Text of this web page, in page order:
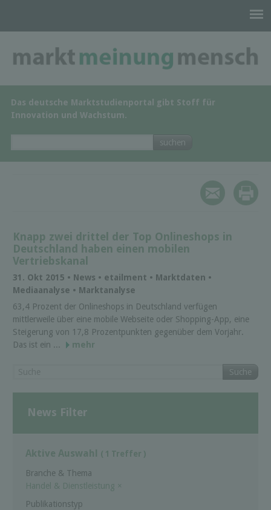
Das deutsche Marktstudienportal gibt Stoff für
Innovation und Wachstum.
Knapp zwei drittel der Top Onlineshops in
Deutschland haben einen mobilen
Vertriebskanal
31. Okt 2015 • News • etailment • Marktdaten •
Mediaanalyse • Marktanalyse
63,4 Prozent der Onlineshops in Deutschland verfügen
mittlerweile über eine mobile Webseite oder Shopping-App, eine
Steigerung von 17,8 Prozentpunkten gegenüber dem Vorjahr.
Das ist ein ...
mehr
Suche
News Filter
Aktive Auswahl ( 1 Treffer )
Branche & Thema
Handel & Dienstleistung ×
Publikationstyp